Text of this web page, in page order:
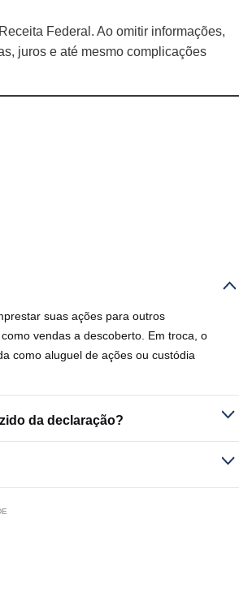
Federal. Ao omitir informações,
juros e até mesmo complicações
suas ações para outros
vendas a descoberto. Em troca, o
como aluguel de ações ou custódia
da declaração?